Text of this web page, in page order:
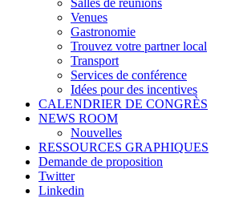
Venues
Gastronomie
Trouvez votre partner local
Transport
Services de conférence
Idées pour des incentives
CALENDRIER DE CONGRÈS
NEWS ROOM
Nouvelles
RESSOURCES GRAPHIQUES
Demande de proposition
Twitter
Linkedin